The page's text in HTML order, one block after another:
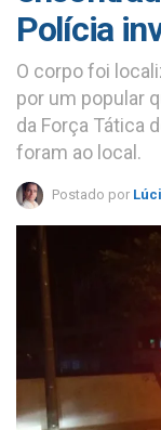
Polícia
O corpo foi
por um popular
da Força Tática
foram ao local.
Postado por